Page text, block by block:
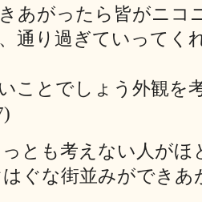
あがったら皆がニコ
通り過ぎていってく
ことでしょう外観を
とも考えない人がほ
ぐな街並みができあ